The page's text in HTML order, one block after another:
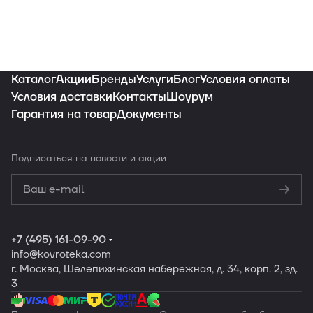
КаталогАкцииБрендыУслугиБлогУсловия оплаты
Условия доставкиКонтактыШоурум
Гарантия на товарДокументы
Подписаться на новости и акции
конфиденциальности
Обработку
персональных данных
+7 (495) 161-09-90
info@kovroteka.com
г. Москва, Шелепихинская набережная, д. 34, корп. 2, зд.
3